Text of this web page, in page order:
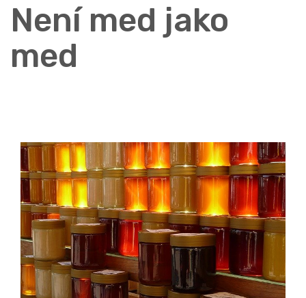
Není med jako
med